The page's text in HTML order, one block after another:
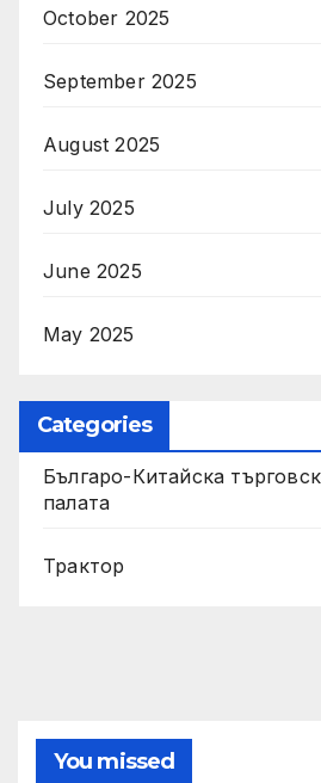
October 2025
September 2025
August 2025
July 2025
June 2025
May 2025
Categories
Българо-Китайска
палата
Трактор
You missed